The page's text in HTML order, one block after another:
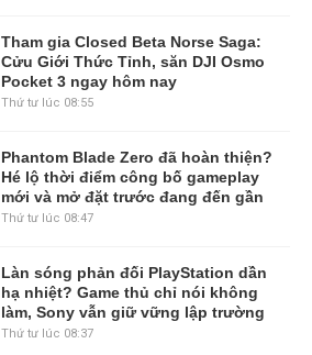
Tham gia Closed Beta Norse Saga:
Cửu Giới Thức Tỉnh, săn DJI Osmo
Pocket 3 ngay hôm nay
Thứ tư lúc 08:55
Phantom Blade Zero đã hoàn thiện?
Hé lộ thời điểm công bố gameplay
mới và mở đặt trước đang đến gần
Thứ tư lúc 08:47
Làn sóng phản đối PlayStation dần
hạ nhiệt? Game thủ chỉ nói không
làm, Sony vẫn giữ vững lập trường
Thứ tư lúc 08:37